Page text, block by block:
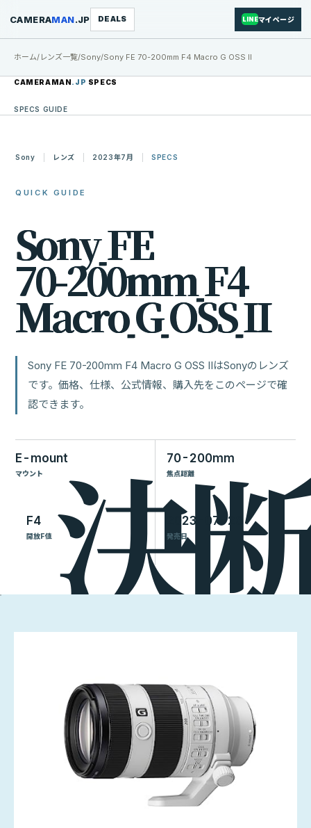
CAMERAMAN.JP DEALS LINEマイページ
ホーム/ レンズ一覧/Sony/Sony FE 70-200mm F4 Macro G OSS II
CAMERAMAN.JP SPECS
SPECS GUIDE
Sony レンズ 2023年7月 SPECS
QUICK GUIDE
SonyFE
70-200mmF4
MacroGOSSII
Sony FE 70-200mm F4 Macro G OSS IIはSonyのレンズ
です。価格、仕様、公式情報、購入先をこのページで確
認できます。
E-mount
マウント
70-200mm
焦点距離
F4
開放F値
2023-07-28
発売日